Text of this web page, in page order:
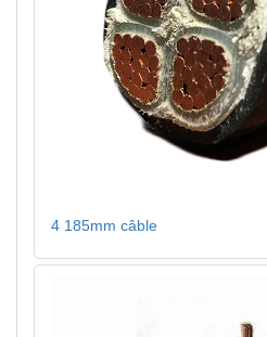
4 185mm câble